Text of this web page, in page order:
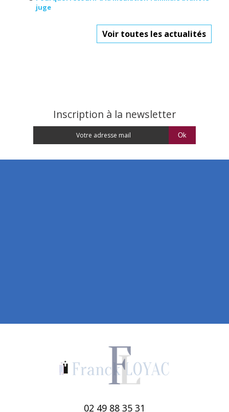
juge
Voir toutes les actualités
Inscription à la newsletter
02 49 88 35 31